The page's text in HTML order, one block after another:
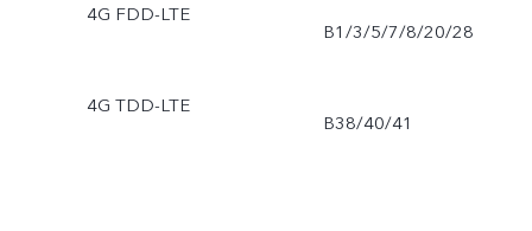
4G FDD-LTE
B1/3/5/7/8/20/28
4G TDD-LTE
B38/40/41